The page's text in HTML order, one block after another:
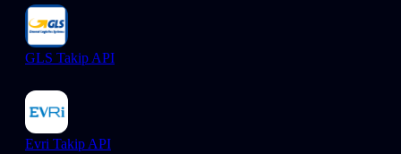
GLS Takip API
Evri Takip API